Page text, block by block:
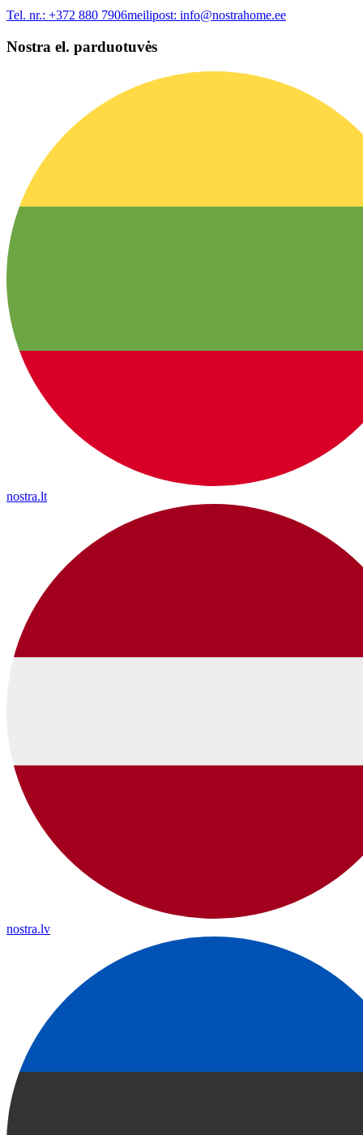
Tel. nr.: +372 880 7906meilipost: info@nostrahome.ee
Nostra el. parduotuvės
nostra.lt
nostra.lv